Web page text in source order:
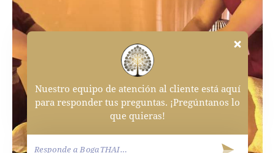
Nuestro equipo de atención al cliente está aquí
para responder tus preguntas. ¡Pregúntanos lo
que quieras!